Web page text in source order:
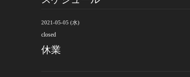
2021-05-05 (水)
closed
休業